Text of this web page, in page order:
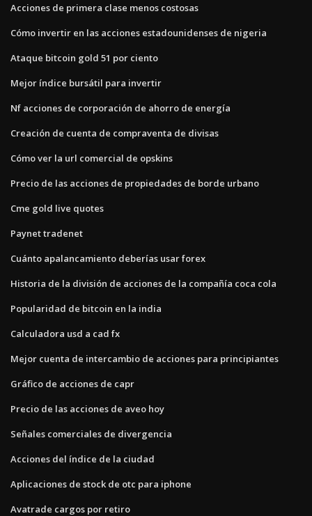
Acciones de primera clase menos costosas
Cómo invertir en las acciones estadounidenses de nigeria
Ataque bitcoin gold 51 por ciento
Mejor índice bursátil para invertir
Nf acciones de corporación de ahorro de energía
Creación de cuenta de compraventa de divisas
Cómo ver la url comercial de opskins
Precio de las acciones de propiedades de borde urbano
Cme gold live quotes
Paynet tradenet
Cuánto apalancamiento deberías usar forex
Historia de la división de acciones de la compañía coca cola
Popularidad de bitcoin en la india
Calculadora usd a cad fx
Mejor cuenta de intercambio de acciones para principiantes
Gráfico de acciones de capr
Precio de las acciones de aveo hoy
Señales comerciales de divergencia
Acciones del índice de la ciudad
Aplicaciones de stock de otc para iphone
Avatrade cargos por retiro